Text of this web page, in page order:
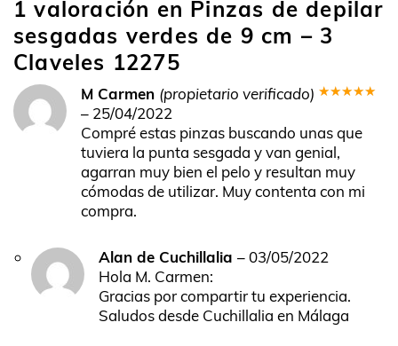
1 valoración en Pinzas de depilar
sesgadas verdes de 9 cm – 3
Claveles 12275
M Carmen (propietario verificado)
– 25/04/2022
Compré estas pinzas buscando unas que
tuviera la punta sesgada y van genial,
agarran muy bien el pelo y resultan muy
cómodas de utilizar. Muy contenta con mi
compra.
Alan de Cuchillalia –03/05/2022
Hola M. Carmen:
Gracias por compartir tu experiencia.
Saludos desde Cuchillalia en Málaga